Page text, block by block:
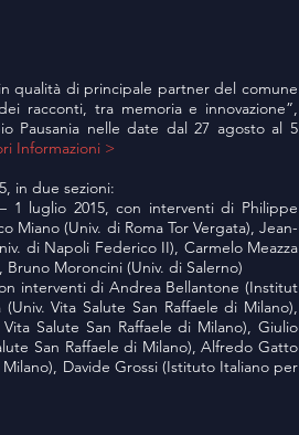
qualità di principale partner del comune
racconti, tra memoria e innovazione”,
Pausania nelle date dal 27 agosto al 5
Informazioni >
in due sezioni:
1 luglio 2015, con interventi di Philippe
(Univ. di Roma Tor Vergata), Jean-
di Napoli Federico II), Carmelo Meazza
Bruno Moroncini (Univ. di Salerno)
interventi di Andrea Bellantone (Institut
Vita Salute San Raffaele di Milano),
Salute San Raffaele di Milano), Giulio
San Raffaele di Milano), Alfredo Gatto
Davide Grossi (Istituto Italiano per